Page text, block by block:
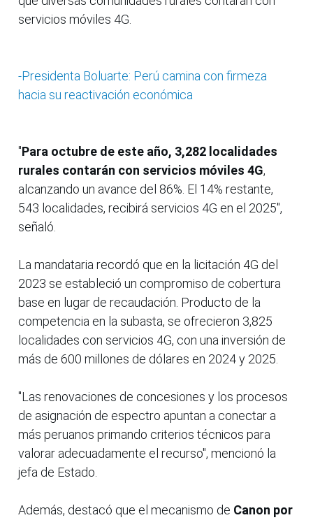
servicios móviles 4G.
-Presidenta Boluarte: Perú camina con firmeza
hacia su reactivación económica
"Para octubre de este año, 3,282 localidades
rurales contarán con servicios móviles 4G,
alcanzando un avance del 86%. El 14% restante,
543 localidades, recibirá servicios 4G en el 2025",
señaló.
La mandataria recordó que en la licitación 4G del
2023 se estableció un compromiso de cobertura
base en lugar de recaudación. Producto de la
competencia en la subasta, se ofrecieron 3,825
localidades con servicios 4G, con una inversión de
más de 600 millones de dólares en 2024 y 2025.
"Las renovaciones de concesiones y los procesos
de asignación de espectro apuntan a conectar a
más peruanos primando criterios técnicos para
valorar adecuadamente el recurso", mencionó la
jefa de Estado.
Además, destacó que el mecanismo de Canon por